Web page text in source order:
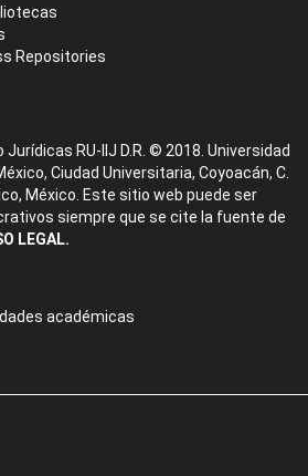
Repositories
RU-IIJ D.R. © 2018. Universidad
Ciudad Universitaria, Coyoacán, C.
México. Este sitio web puede ser
siempre que se cite la fuente de
LEGAL.
académicas